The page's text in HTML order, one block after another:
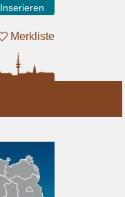
Inserieren
Merkliste